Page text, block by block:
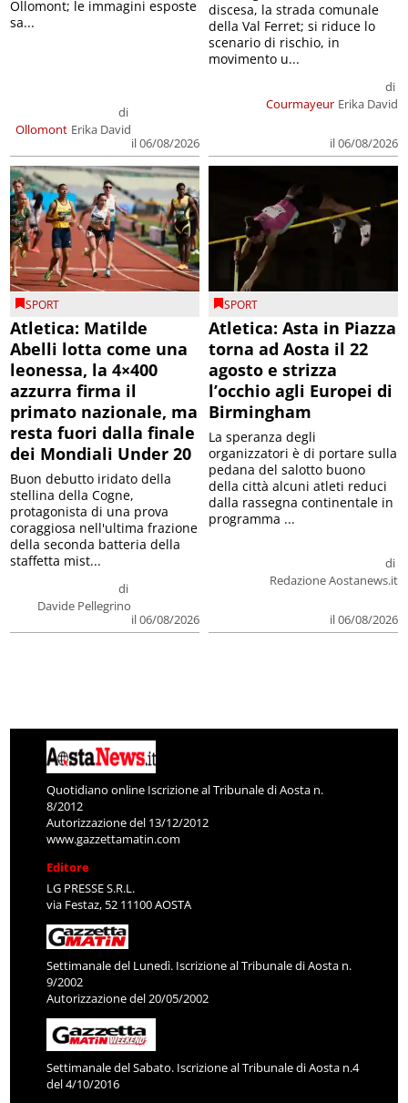
Ollomont
di
Erika David
il 06/08/2026
Ollomont; le immagini esposte
sa...
Courmayeur
di
Erika David
il 06/08/2026
discesa, la strada comunale
della Val Ferret; si riduce lo
scenario di rischio, in
movimento u...
SPORT
Atletica: Matilde
Abelli lotta come una
leonessa, la 4×400
azzurra firma il
primato nazionale, ma
resta fuori dalla finale
dei Mondiali Under 20
di
Davide Pellegrino
il 06/08/2026
Buon debutto iridato della
stellina della Cogne,
protagonista di una prova
coraggiosa nell'ultima frazione
della seconda batteria della
staffetta mist...
SPORT
Atletica: Asta in Piazza
torna ad Aosta il 22
agosto e strizza
l’occhio agli Europei di
Birmingham
di
Redazione Aostanews.it
il 06/08/2026
La speranza degli
organizzatori è di portare sulla
pedana del salotto buono
della città alcuni atleti reduci
dalla rassegna continentale in
programma ...
Quotidiano online Iscrizione al Tribunale di Aosta n.
8/2012
Autorizzazione del 13/12/2012
www.gazzettamatin.com
Editore
LG PRESSE S.R.L.
via Festaz, 52 11100 AOSTA
Settimanale del Lunedì. Iscrizione al Tribunale di Aosta n.
9/2002
Autorizzazione del 20/05/2002
Settimanale del Sabato. Iscrizione al Tribunale di Aosta n.4
del 4/10/2016